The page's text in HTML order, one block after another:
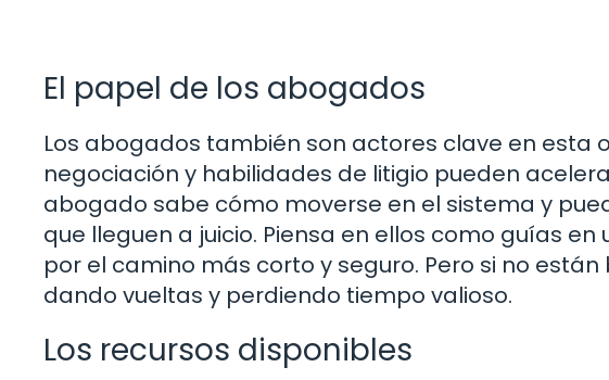
El papel de los abogados
Los abogados también son actores clave en esta
negociación y habilidades de litigio pueden
abogado sabe cómo moverse en el sistema y
que lleguen a juicio. Piensa en ellos como guías
por el camino más corto y seguro. Pero si no
dando vueltas y perdiendo tiempo valioso.
Los recursos disponibles